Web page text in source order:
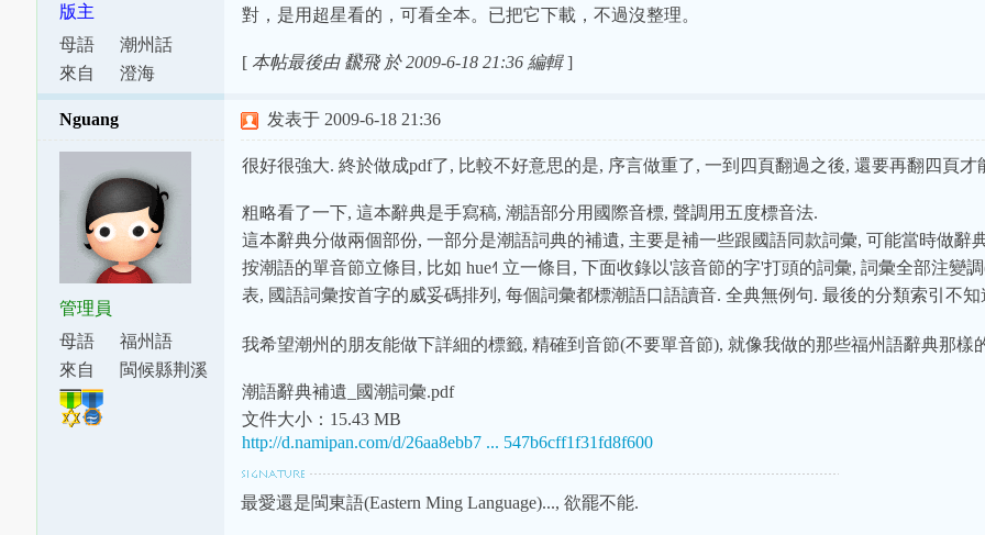
版主
母語
潮州話
來自
澄海
對，是用超星看的，可看全本。已把它下載，不過沒整理。
[本帖最後由 飜飛 於 2009-6-18 21:36 編輯]
Nguang
管理員
母語
福州語
來自
閩候縣荆溪
发表于 2009-6-18 21:36
很好很強大. 終於做成pdf了, 比較不好意思的是, 序言做重了, 一到四頁翻過之後, 還要再翻四頁才
粗略看了一下, 這本辭典是手寫稿, 潮語部分用國際音標, 聲調用五度標音法.
這本辭典分做兩個部份, 一部分是潮語詞典的補遺, 主要是補一些跟國語同款詞彙, 可能當時做
按潮語的單音節立條目, 比如 hue˧˥ 立一條目, 下面收錄以'該音節的字'打頭的詞彙, 詞彙全部注
表, 國語詞彙按首字的威妥碼排列, 每個詞彙都標潮語口語讀音. 全典無例句. 最後的分類索引不
我希望潮州的朋友能做下詳細的標籤, 精確到音節(不要單音節), 就像我做的那些福州語辭典那樣
潮語辭典補遺_國潮詞彙.pdf
文件大小：15.43 MB
http://d.namipan.com/d/26aa8ebb7 ... 547b6cff1f31fd8f600
最愛還是閩東語(Eastern Ming Language)..., 欲罷不能.